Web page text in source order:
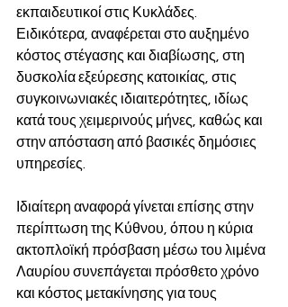
εκπαιδευτικοί στις Κυκλάδες.
Ειδικότερα, αναφέρεται στο αυξημένο
κόστος στέγασης και διαβίωσης, στη
δυσκολία εξεύρεσης κατοικίας, στις
συγκοινωνιακές ιδιαιτερότητες, ιδίως
κατά τους χειμερινούς μήνες, καθώς και
στην απόσταση από βασικές δημόσιες
υπηρεσίες.
Ιδιαίτερη αναφορά γίνεται επίσης στην
περίπτωση της Κύθνου, όπου η κύρια
ακτοπλοϊκή πρόσβαση μέσω του λιμένα
Λαυρίου συνεπάγεται πρόσθετο χρόνο
και κόστος μετακίνησης για τους